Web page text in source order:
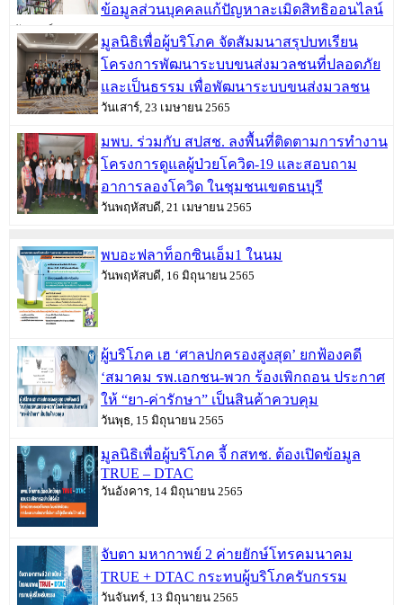
ข้อมูลส่วนบุคคลแก้ปัญหาละเมิดสิทธิออนไลน์
มูลนิธิเพื่อผู้บริโภค จัดสัมมนาสรุปบทเรียน
โครงการพัฒนาระบบขนส่งมวลชนที่ปลอดภัย
และเป็นธรรม เพื่อพัฒนาระบบขนส่งมวลชน
วันเสาร์, 23 เมษายน 2565
มพบ. ร่วมกับ สปสช. ลงพื้นที่ติดตามการทำงาน
โครงการดูแลผู้ป่วยโควิด-19 และสอบถาม
อาการลองโควิด ในชุมชนเขตธนบุรี
วันพฤหัสบดี, 21 เมษายน 2565
พบอะฟลาท็อกซินเอ็ม1 ในนม
วันพฤหัสบดี, 16 มิถุนายน 2565
ผู้บริโภค เฮ ‘ศาลปกครองสูงสุด’ ยกฟ้องคดี
‘สมาคม รพ.เอกชน-พวก ร้องเพิกถอน ประกาศ
ให้ “ยา-ค่ารักษา” เป็นสินค้าควบคุม
วันพุธ, 15 มิถุนายน 2565
มูลนิธิเพื่อผู้บริโภค จี้ กสทช. ต้องเปิดข้อมูล
TRUE – DTAC
วันอังคาร, 14 มิถุนายน 2565
จับตา มหากาพย์ 2 ค่ายยักษ์โทรคมนาคม
TRUE + DTAC กระทบผู้บริโภครับกรรม
วันจันทร์, 13 มิถุนายน 2565